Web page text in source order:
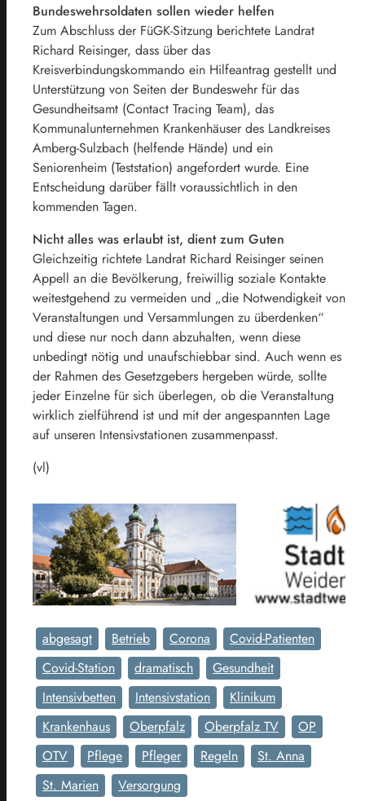
Bundeswehrsoldaten sollen wieder helfen
Zum Abschluss der FüGK-Sitzung berichtete Landrat
Richard Reisinger, dass über das
Kreisverbindungskommando ein Hilfeantrag gestellt und
Unterstützung von Seiten der Bundeswehr für das
Gesundheitsamt (Contact Tracing Team), das
Kommunalunternehmen Krankenhäuser des Landkreises
Amberg-Sulzbach (helfende Hände) und ein
Seniorenheim (Teststation) angefordert wurde. Eine
Entscheidung darüber fällt voraussichtlich in den
kommenden Tagen.
Nicht alles was erlaubt ist, dient zum Guten
Gleichzeitig richtete Landrat Richard Reisinger seinen
Appell an die Bevölkerung, freiwillig soziale Kontakte
weitestgehend zu vermeiden und „die Notwendigkeit von
Veranstaltungen und Versammlungen zu überdenken“
und diese nur noch dann abzuhalten, wenn diese
unbedingt nötig und unaufschiebbar sind. Auch wenn es
der Rahmen des Gesetzgebers hergeben würde, sollte
jeder Einzelne für sich überlegen, ob die Veranstaltung
wirklich zielführend ist und mit der angespannten Lage
auf unseren Intensivstationen zusammenpasst.
(vl)
abgesagt Betrieb Corona
Covid-Patienten
Covid-Station
dramatisch
Gesundheit
Intensivbetten
Intensivstation
Klinikum
Krankenhaus
Oberpfalz Oberpfalz TV
OP
OTV
Pflege Pfleger Regeln
St. Anna
St. Marien
Versorgung